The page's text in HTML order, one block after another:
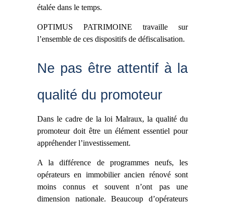
étalée dans le temps.
OPTIMUS PATRIMOINE travaille sur
l’ensemble de ces dispositifs de défiscalisation.
Ne pas être attentif à la
qualité du promoteur
Dans le cadre de la loi Malraux, la qualité du
promoteur doit être un élément essentiel pour
appréhender l’investissement.
A la différence de programmes neufs, les
opérateurs en immobilier ancien rénové sont
moins connus et souvent n’ont pas une
dimension nationale. Beaucoup d’opérateurs